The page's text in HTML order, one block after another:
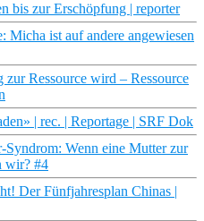
bis zur Erschöpfung | reporter
ist auf andere angewiesen
Ressource wird – Ressource
| rec. | Reportage | SRF Dok
Syndrom: Wenn eine Mutter zur
wir? #4
Der Fünfjahresplan Chinas |